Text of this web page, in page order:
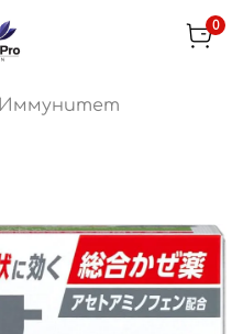
0
Иммунитет